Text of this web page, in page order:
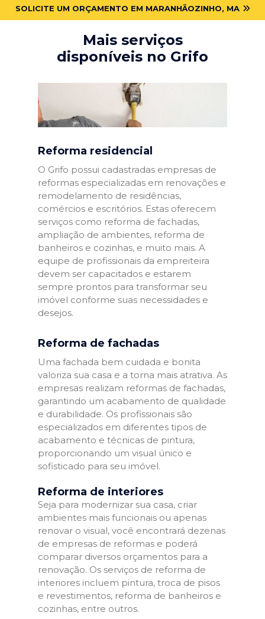
SOLICITE UM ORÇAMENTO EM MARANHÃOZINHO, MA
Mais serviços
disponíveis no Grifo
Reforma residencial
O Grifo possui cadastradas empresas de
reformas especializadas em renovações e
remodelamento de residências,
comércios e escritórios. Estas oferecem
serviços como reforma de fachadas,
ampliação de ambientes, reforma de
banheiros e cozinhas, e muito mais. A
equipe de profissionais da empreiteira
devem ser capacitados e estarem
sempre prontos para transformar seu
imóvel conforme suas necessidades e
desejos.
Reforma de fachadas
Uma fachada bem cuidada e bonita
valoriza sua casa e a torna mais atrativa. As
empresas realizam reformas de fachadas,
garantindo um acabamento de qualidade
e durabilidade. Os profissionais são
especializados em diferentes tipos de
acabamento e técnicas de pintura,
proporcionando um visual único e
sofisticado para seu imóvel.
Reforma de interiores
Seja para modernizar sua casa, criar
ambientes mais funcionais ou apenas
renovar o visual, você encontrará dezenas
de empresas de reformas e poderá
comparar diversos orçamentos para a
renovação. Os serviços de reforma de
interiores incluem pintura, troca de pisos
e revestimentos, reforma de banheiros e
cozinhas, entre outros.